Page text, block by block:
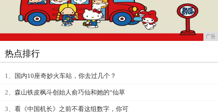
广告
热点排行
1、 国内10座奇妙火车站，你去过几个？
2、 森山铁皮枫斗创始人俞巧仙和她的“仙草
3、 看《中国机长》之前不看这组数字，你可